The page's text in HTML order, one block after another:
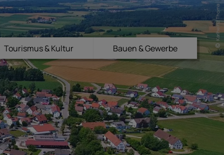
Tourismus & Kultur Bauen & Gewerbe
Karlheinz Thoma